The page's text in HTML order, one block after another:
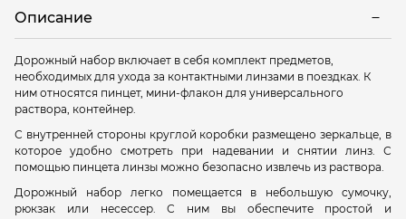
Описание
Дорожный набор включает в себя комплект предметов,
необходимых для ухода за контактными линзами в поездках. К
ним относятся пинцет, мини-флакон для универсального
раствора, контейнер.
С внутренней стороны круглой коробки размещено зеркальце, в
которое удобно смотреть при надевании и снятии линз. С
помощью пинцета линзы можно безопасно извлечь из раствора.
Дорожный набор легко помещается в небольшую сумочку,
рюкзак или несессер. С ним вы обеспечите простой и